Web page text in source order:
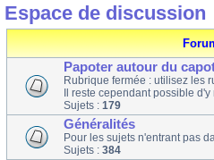
Espace de discussion
Papoter autour du
Rubrique fermée : utilisez les
Il reste cependant possible
Sujets : 179
Généralités
Pour les sujets n'entrant pas
Sujets : 384